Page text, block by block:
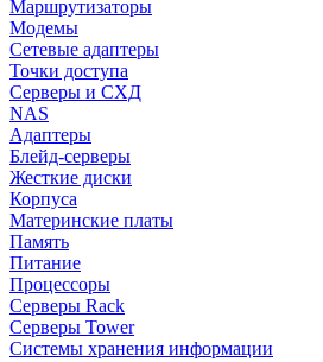
Маршрутизаторы
Модемы
Сетевые адаптеры
Точки доступа
Серверы и СХД
NAS
Адаптеры
Блейд-серверы
Жесткие диски
Корпуса
Материнские платы
Память
Питание
Процессоры
Серверы Rack
Серверы Tower
Системы хранения информации